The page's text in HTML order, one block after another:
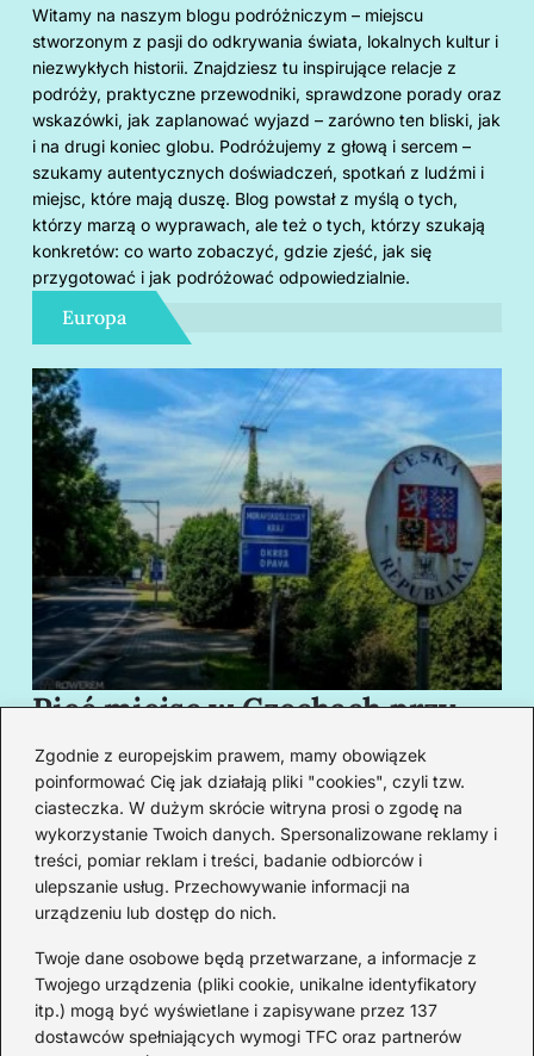
Zgodnie z europejskim prawem, mamy obowiązek
poinformować Cię jak działają pliki "cookies", czyli tzw.
ciasteczka. W dużym skrócie witryna prosi o zgodę na
wykorzystanie Twoich danych. Spersonalizowane reklamy i
treści, pomiar reklam i treści, badanie odbiorców i
ulepszanie usług. Przechowywanie informacji na
urządzeniu lub dostęp do nich.
Twoje dane osobowe będą przetwarzane, a informacje z
Twojego urządzenia (pliki cookie, unikalne identyfikatory
itp.) mogą być wyświetlane i zapisywane przez 137
dostawców spełniających wymogi TFC oraz partnerów
Witamy na naszym blogu podróżniczym – miejscu
stworzonym z pasji do odkrywania świata, lokalnych kultur i
niezwykłych historii. Znajdziesz tu inspirujące relacje z
podróży, praktyczne przewodniki, sprawdzone porady oraz
wskazówki, jak zaplanować wyjazd – zarówno ten bliski, jak
i na drugi koniec globu. Podróżujemy z głową i sercem –
szukamy autentycznych doświadczeń, spotkań z ludźmi i
miejsc, które mają duszę. Blog powstał z myślą o tych,
którzy marzą o wyprawach, ale też o tych, którzy szukają
konkretów: co warto zobaczyć, gdzie zjeść, jak się
przygotować i jak podróżować odpowiedzialnie.
Europa
Pięć miejsc w Czechach przy
granicy, które cię oczarują
swoim urokiem
Redakcja
Od lat podróżuję, by poznawać świat z bliska – nie tylko
przez pryzmat zabytków, ale przede wszystkim ludzi,
smaków i codzienności.
Redakcja: Michalina Staszic